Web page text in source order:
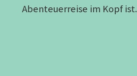
Abenteuerreise im Kopf ist.